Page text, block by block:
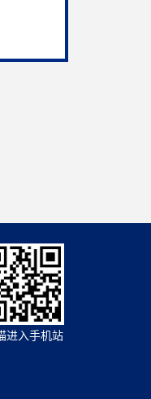
进入手机站